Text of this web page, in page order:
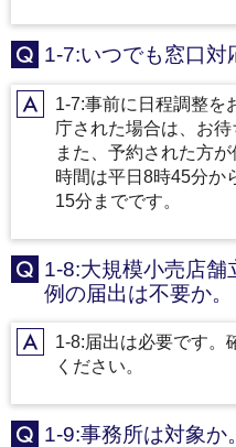
Q 1-7:いつでも窓口対
A1-7:事前に日程調整を
庁された場合は、お待
また、予約された方
時間は平日8時45分か
15分までです。
Q
1-8:大規模小売店舗
例の届出は不要か。
A1-8:届出は必要です。
ください。
Q 1-9:事務所は対象か。